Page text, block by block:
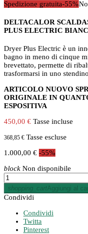
Spedizione gratuita-55%
DELTACALOR
PLUS ELECTRIC
Dryer Plus Electric è un
bagno in meno di cinque
brevettato, permette di
trasformarsi in uno
ARTICOLO NUOVO
ORIGINALE IN
ESPOSITIVA
450,00 € Tasse incluse
368,85 € Tasse escluse
1.000,00 € -55%
block Non disponibile
shopping_cartAggiungi al
Condividi
Condividi
Twitta
Pinterest